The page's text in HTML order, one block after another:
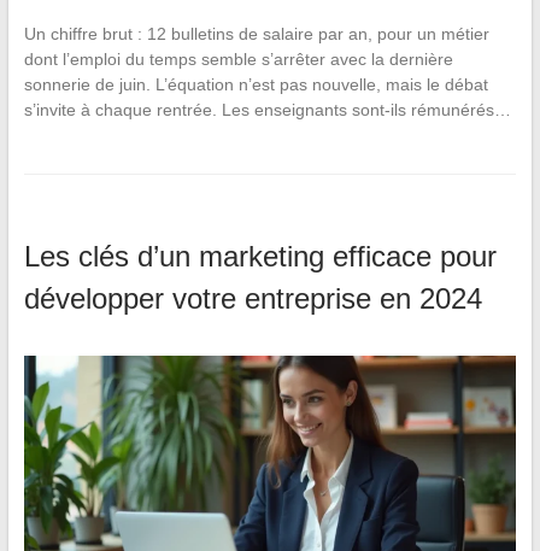
Un chiffre brut : 12 bulletins de salaire par an, pour un métier
dont l’emploi du temps semble s’arrêter avec la dernière
sonnerie de juin. L’équation n’est pas nouvelle, mais le débat
s’invite à chaque rentrée. Les enseignants sont-ils rémunérés…
Les clés d’un marketing efficace pour
développer votre entreprise en 2024